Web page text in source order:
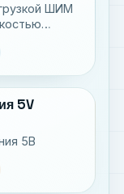
ШИМ
5V
5В